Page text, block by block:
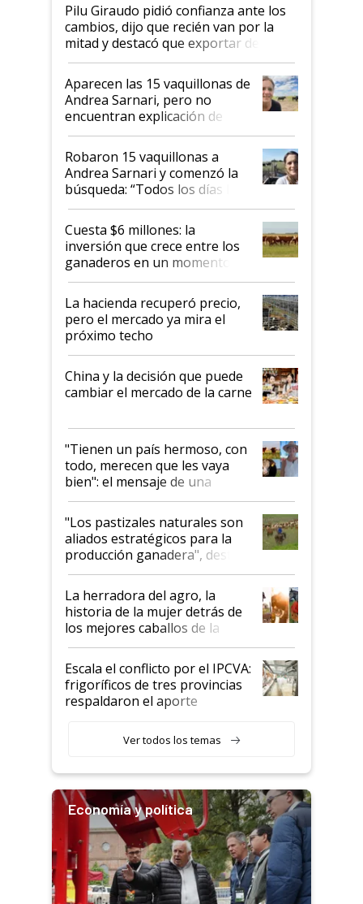
Pilu Giraudo pidió confianza ante los
cambios, dijo que recién van por la
mitad y destacó que exportar dejó de
ser "para unos pocos": "Tenemos un
mandato muy claro del gobierno
nacional"
Aparecen las 15 vaquillonas de
Andrea Sarnari, pero no
encuentran explicación de
cómo llegaron allí
Robaron 15 vaquillonas a
Andrea Sarnari y comenzó la
búsqueda: “Todos los días le
toca a algún productor”
Cuesta $6 millones: la
inversión que crece entre los
ganaderos en un momento
histórico para la actividad
La hacienda recuperó precio,
pero el mercado ya mira el
próximo techo
China y la decisión que puede
cambiar el mercado de la carne
"Tienen un país hermoso, con
todo, merecen que les vaya
bien": el mensaje de una
ganadera uruguaya sobre las
oportunidades que se abren
para el agro en Argentina, con
foco en la carne
"Los pastizales naturales son
aliados estratégicos para la
producción ganadera", destaca
la iniciativa que ya reúne a 46
establecimientos en Argentina
La herradora del agro, la
historia de la mujer detrás de
los mejores caballos de la
Argentina y los mitos que
todavía hacen sufrir a estos
animales: "Mientras me
descalificaban, yo seguí
haciendo currículum"
Escala el conflicto por el IPCVA:
frigoríficos de tres provincias
respaldaron el aporte
Ver todos los temas
Economía y política